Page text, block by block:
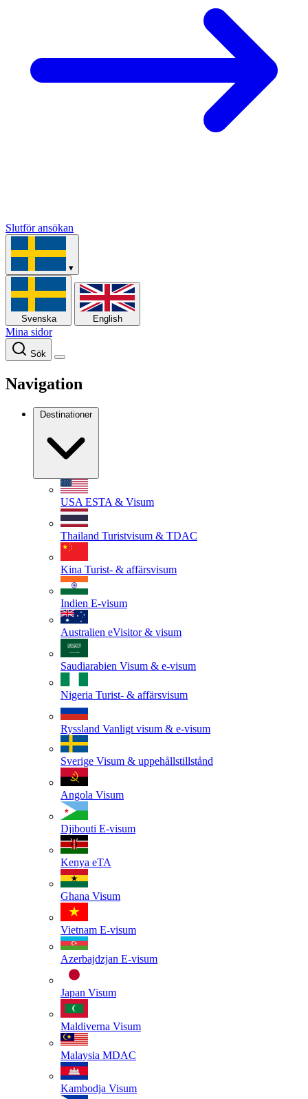
Slutför ansökan
▾
Svenska English
Mina sidor
Sök
Navigation
Destinationer
USA ESTA & Visum
Thailand Turistvisum & TDAC
Kina Turist- & affärsvisum
Indien E-visum
Australien eVisitor & visum
Saudiarabien Visum & e-visum
Nigeria Turist- & affärsvisum
Ryssland Vanligt visum & e-visum
Sverige Visum & uppehållstillstånd
Angola Visum
Djibouti E-visum
Kenya eTA
Ghana Visum
Vietnam E-visum
Azerbajdzjan E-visum
Japan Visum
Maldiverna Visum
Malaysia MDAC
Kambodja Visum